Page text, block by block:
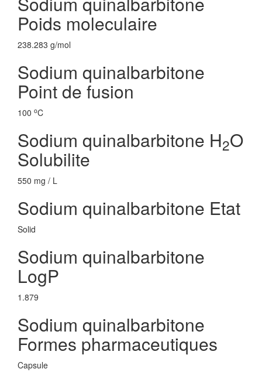
Poids moleculaire
238.283 g/mol
Sodium quinalbarbitone
Point de fusion
100 oC
Sodium quinalbarbitone H2O
Solubilite
550 mg / L
Sodium quinalbarbitone Etat
Solid
Sodium quinalbarbitone
LogP
1.879
Sodium quinalbarbitone
Formes pharmaceutiques
Capsule